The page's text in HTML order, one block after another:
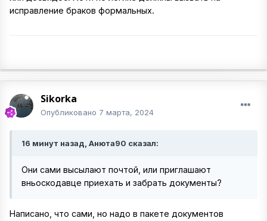
исправление браков формальных.
Sikorka
Опубликовано 7 марта, 2024
16 минут назад, Анюта90 сказал:
Они сами высылают почтой, или приглашают
вньоскодавце приехать и забрать документы?
Написано, что сами, но надо в пакете документов